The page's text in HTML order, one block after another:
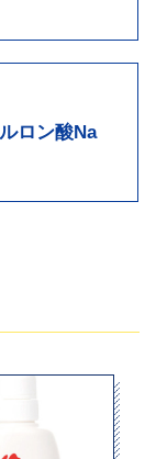
ロン酸Na